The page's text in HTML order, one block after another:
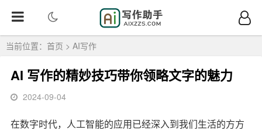
当前位置： 首页 > AI写作
AI 写作的精妙技巧带你领略文字的魅力
2024-09-04
在数字时代，人工智能的应用已经深入到我们生活的方方